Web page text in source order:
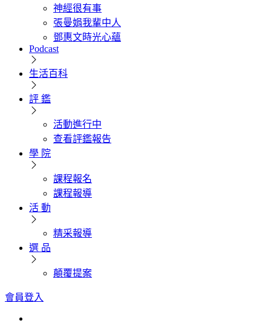
神經很有事
張曼娟我輩中人
鄧惠文時光心蘊
Podcast
生活百科
評 鑑
活動進行中
查看評鑑報告
學 院
課程報名
課程報導
活 動
精采報導
選 品
顛覆提案
會員登入